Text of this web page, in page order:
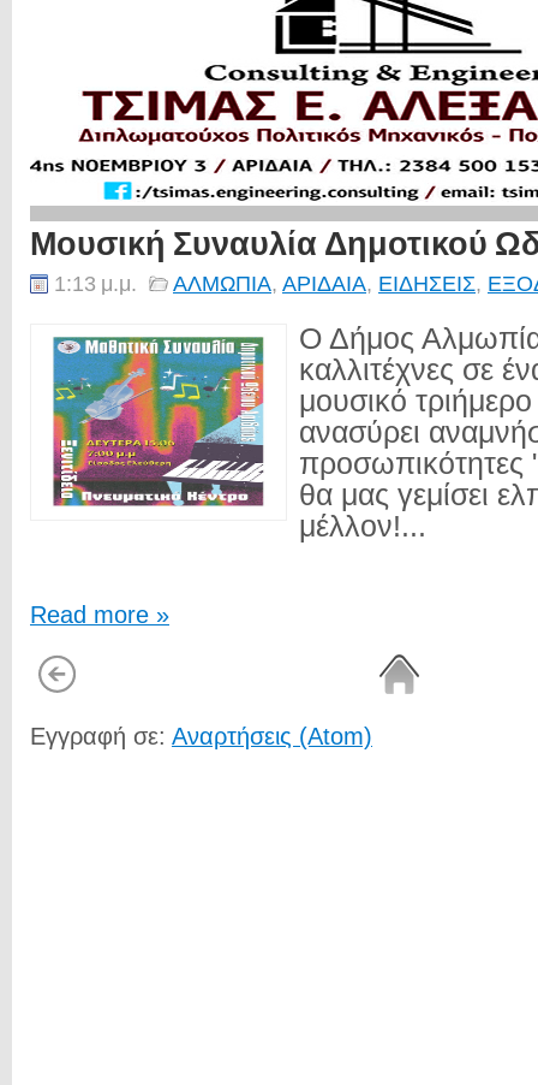
Μουσική Συναυλία Δημοτικού
1:13 μ.μ. ΑΛΜΩΠΙΑ, ΑΡΙΔΑΙΑ, ΕΙΔΗΣΕΙΣ,
Ο Δήμος
καλλιτέχνες σε
μουσικό
ανασύρει
προσωπικότητες
θα μας γεμίσει
μέλλον!...
Read more »
Εγγραφή σε: Αναρτήσεις (Atom)